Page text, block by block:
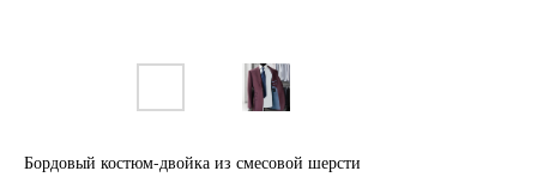
Бордовый костюм-двойка из смесовой шерсти